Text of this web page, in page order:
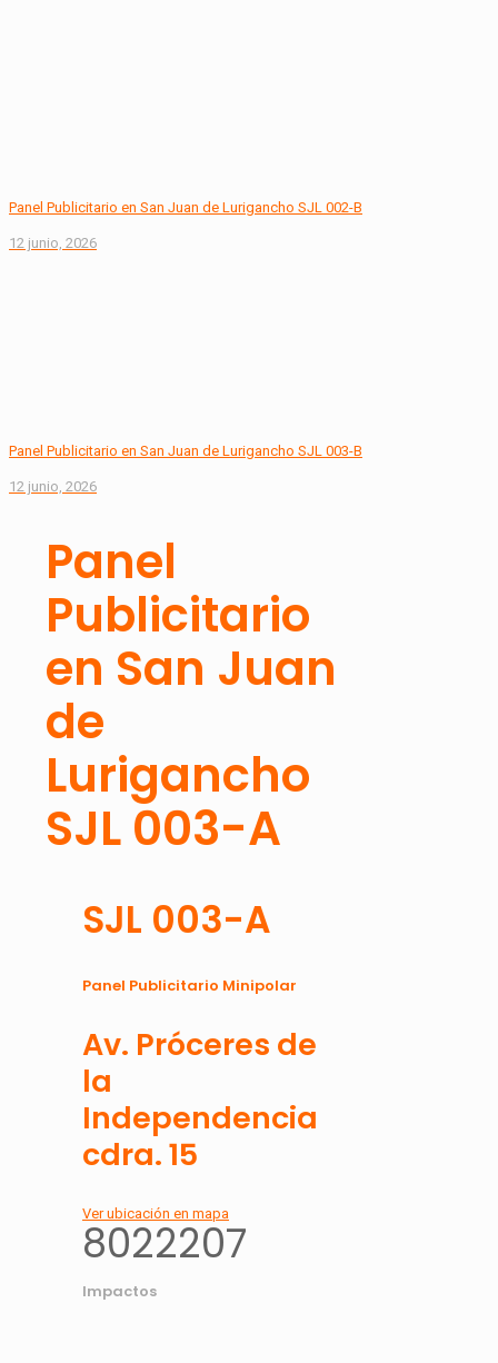
Panel Publicitario en San Juan de Lurigancho SJL 002-B
12 junio, 2026
Panel Publicitario en San Juan de Lurigancho SJL 003-B
12 junio, 2026
Panel
Publicitario
en San Juan
de
Lurigancho
SJL 003-A
SJL 003-A
Panel Publicitario Minipolar
Av. Próceres de
la
Independencia
cdra. 15
Ver ubicación en mapa
8022207
Impactos